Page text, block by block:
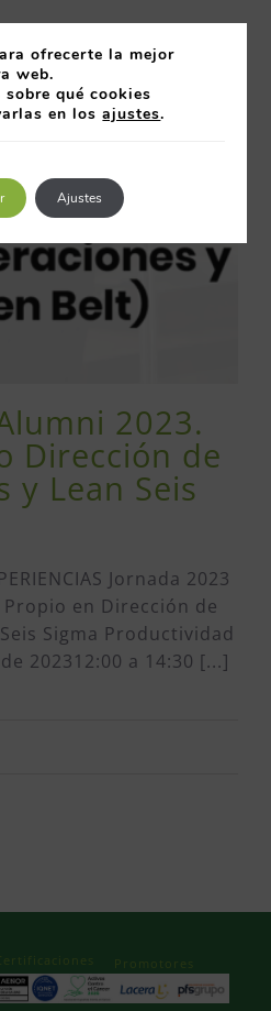
2023.
Dirección de
y Lean Seis
Jornada 2023
en Dirección de
Sigma Productividad
202312:00 a 14:30 [...]
Certificaciones Promotores
ofrecerte la mejor
web.
sobre qué cookies
en losajustes.
Ajustes